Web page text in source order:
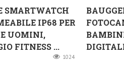
SMARTWATCH
IP68 PER
UOMINI,
FITNESS ...
1024